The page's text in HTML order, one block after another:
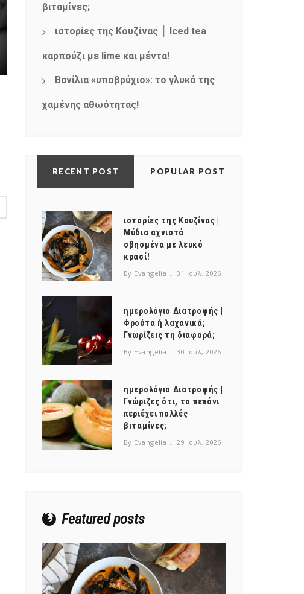
βιταμίνες;
ιστορίες της Κουζίνας │ Iced tea
καρπούζι με lime και μέντα!
Βανίλια «υποβρύχιο»: το γλυκό της
χαμένης αθωότητας!
RECENT POST POPULAR POST
ιστορίες της Κουζίνας |
Μύδια αχνιστά
σβησμένα με λευκό
κρασί!
By Evangelia 31 Ιούλ, 2026
ημερολόγιο Διατροφής |
Φρούτα ή λαχανικά;
Γνωρίζεις τη διαφορά;
By Evangelia 30 Ιούλ, 2026
ημερολόγιο Διατροφής |
Γνώριζες ότι, το πεπόνι
περιέχει πολλές
βιταμίνες;
By Evangelia 29 Ιούλ, 2026
Featured posts